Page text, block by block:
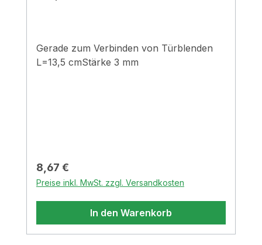
Gerade zum Verbinden von Türblenden
L=13,5 cmStärke 3 mm
Regulärer Preis:
8,67 €
Preise inkl. MwSt. zzgl. Versandkosten
In den Warenkorb